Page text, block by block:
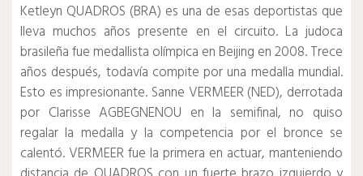
Ketleyn QUADROS (BRA) es una de esas deportistas que
lleva muchos años presente en el circuito. La judoca
brasileña fue medallista olímpica en Beijing en 2008. Trece
años después, todavía compite por una medalla mundial.
Esto es impresionante. Sanne VERMEER (NED), derrotada
por Clarisse AGBEGNENOU en la semifinal, no quiso
regalar la medalla y la competencia por el bronce se
calentó.VERMEER fue la primera en actuar, manteniendo